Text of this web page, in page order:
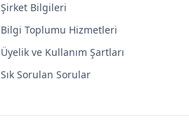
Şirket Bilgileri
Bilgi Toplumu Hizmetleri
Üyelik ve Kullanım Şartları
Sık Sorulan Sorular